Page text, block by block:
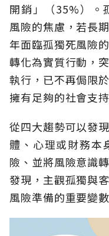
開銷」（35%）。
風險的焦慮，若長
年面臨孤獨死風險
轉化為實質行動，
執行，已不再侷限
擁有足夠的社會支
從四大趨勢可以發
體、心理或財務本
險、並將風險意識
發現，主觀孤獨與
風險準備的重要變數